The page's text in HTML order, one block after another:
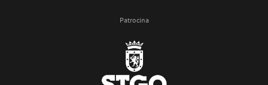
Patrocina